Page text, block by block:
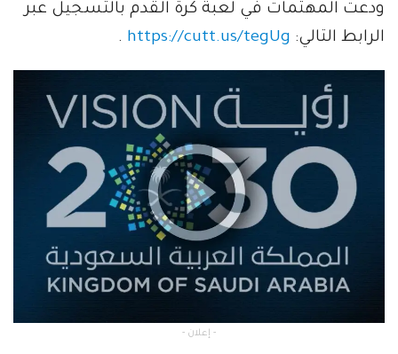
ودعت المهتمات في لعبة كرة القدم بالتسجيل عبر
الرابط التالي: https://cutt.us/tegUg
.
- إعلان -